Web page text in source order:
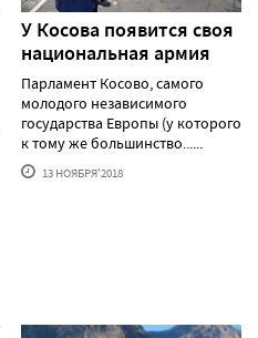
У Косова появится своя
национальная армия
Парламент Косово, самого
молодого независимого
государства Европы (у которого
к тому же большинство......
13 НОЯБРЯ'2018